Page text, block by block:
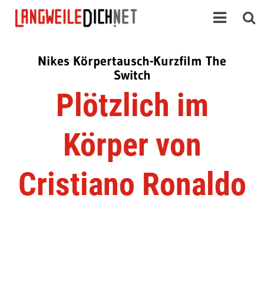
Nikes Körpertausch-Kurzfilm The
Switch
Plötzlich im
Körper von
Cristiano Ronaldo